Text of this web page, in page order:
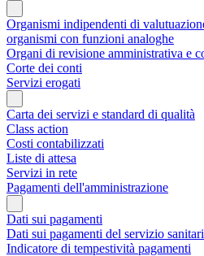
Organismi indipendenti di
organismi con funzioni analoghe
Organi di revisione amministrativa e
Corte dei conti
Servizi erogati
Carta dei servizi e standard di qualità
Class action
Costi contabilizzati
Liste di attesa
Servizi in rete
Pagamenti dell'amministrazione
Dati sui pagamenti
Dati sui pagamenti del servizio
Indicatore di tempestività pagamenti